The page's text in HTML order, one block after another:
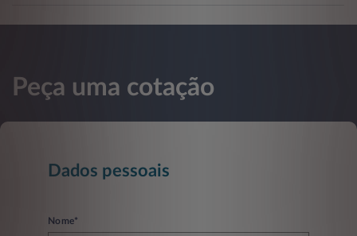
Peça uma cotação
Dados pessoais
Nome*